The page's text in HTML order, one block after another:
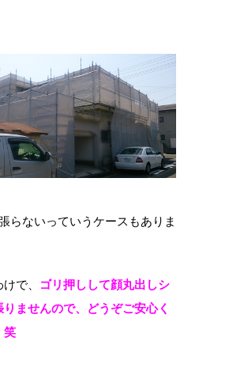
らないっていうケースもありま
で、
ゴリ押しして顔丸出しシ
りませんので、どうぞご安心く
笑